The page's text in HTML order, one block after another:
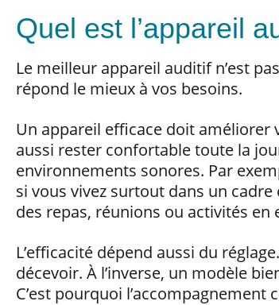
Quel est l’appareil
Le meilleur appareil auditif n’est
répond le mieux à vos besoins.
Un appareil efficace doit
aussi rester confortable toute la
environnements sonores. Par
si vous vivez surtout dans un
des repas, réunions ou activités en
L’efficacité dépend aussi du
décevoir. À l’inverse, un modèle
C’est pourquoi